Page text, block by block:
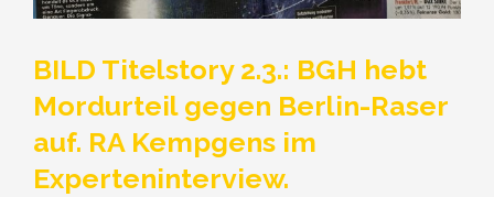
BILD Titelstory 2.3.: BGH hebt
Mordurteil gegen Berlin-Raser
auf. RA Kempgens im
Experteninterview.